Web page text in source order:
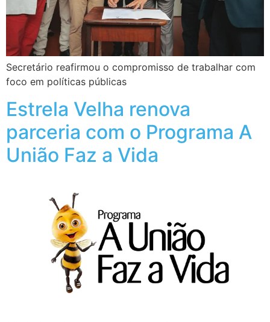
Secretário reafirmou o compromisso de trabalhar com
foco em políticas públicas
Estrela Velha renova
parceria com o Programa A
União Faz a Vida